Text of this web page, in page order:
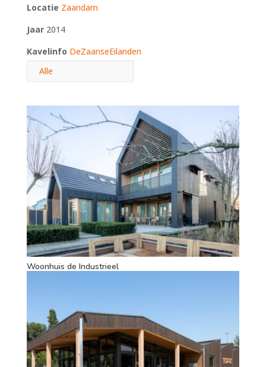
Locatie Zaandam
Jaar 2014
Kavelinfo DeZaanseEilanden
Alle
Woonhuis de Industrieel